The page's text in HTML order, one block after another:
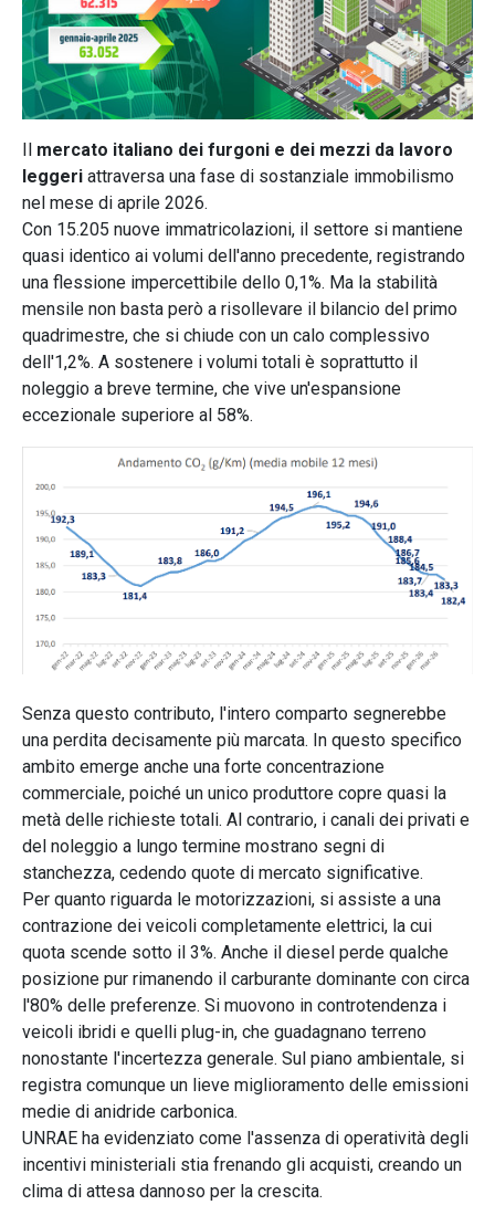
Il mercato italiano dei furgoni e dei mezzi da lavoro
leggeri attraversa una fase di sostanziale immobilismo
nel mese di aprile 2026.
Con 15.205 nuove immatricolazioni, il settore si mantiene
quasi identico ai volumi dell'anno precedente, registrando
una flessione impercettibile dello 0,1%. Ma la stabilità
mensile non basta però a risollevare il bilancio del primo
quadrimestre, che si chiude con un calo complessivo
dell'1,2%. A sostenere i volumi totali è soprattutto il
noleggio a breve termine, che vive un'espansione
eccezionale superiore al 58%.
Senza questo contributo, l'intero comparto segnerebbe
una perdita decisamente più marcata. In questo specifico
ambito emerge anche una forte concentrazione
commerciale, poiché un unico produttore copre quasi la
metà delle richieste totali. Al contrario, i canali dei privati e
del noleggio a lungo termine mostrano segni di
stanchezza, cedendo quote di mercato significative.
Per quanto riguarda le motorizzazioni, si assiste a una
contrazione dei veicoli completamente elettrici, la cui
quota scende sotto il 3%. Anche il diesel perde qualche
posizione pur rimanendo il carburante dominante con circa
l'80% delle preferenze. Si muovono in controtendenza i
veicoli ibridi e quelli plug-in, che guadagnano terreno
nonostante l'incertezza generale. Sul piano ambientale, si
registra comunque un lieve miglioramento delle emissioni
medie di anidride carbonica.
UNRAE ha evidenziato come l'assenza di operatività degli
incentivi ministeriali stia frenando gli acquisti, creando un
clima di attesa dannoso per la crescita.